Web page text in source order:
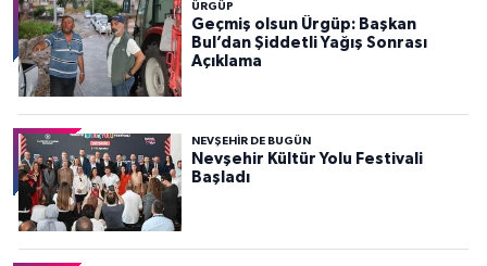
ÜRGÜP
Geçmiş olsun Ürgüp: Başkan
Bul’dan Şiddetli Yağış Sonrası
Açıklama
NEVŞEHIR DE BUGÜN
Nevşehir Kültür Yolu Festivali
Başladı